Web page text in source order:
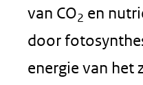
van CO2 en
door
energie van het